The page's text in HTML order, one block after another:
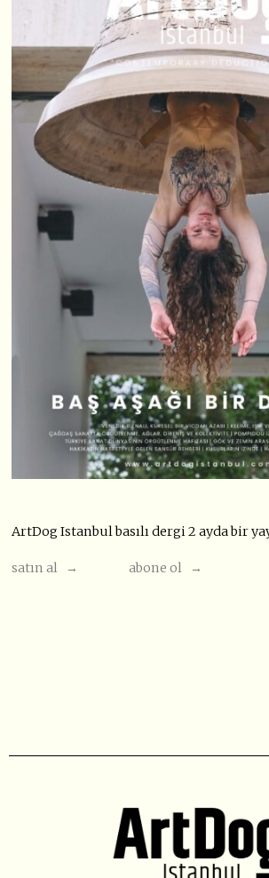
ArtDog Istanbul basılı dergi 2 ayda bir
satın al → abone ol →